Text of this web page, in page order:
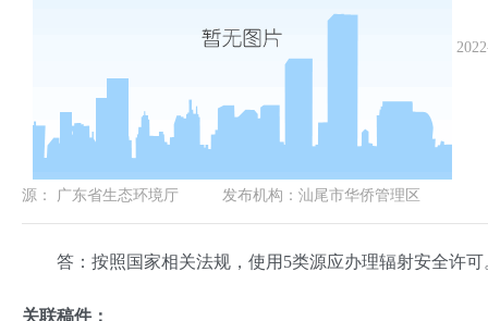
源： 广东省生态环境厅 发布机构： 汕尾市华侨管理区
答：按照国家相关法规，使用5类源应办理辐射安全许可
关联稿件：